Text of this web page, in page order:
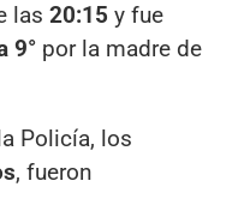
las 20:15 y fue
9° por la madre de
Policía, los
, fueron